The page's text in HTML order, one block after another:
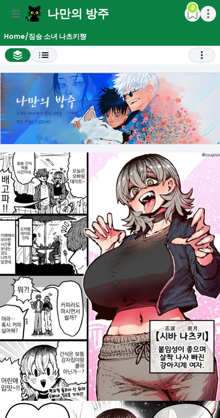
Open main menu나만의 방주 Open
0
Home/짐승 소녀 나츠키쨩
All Chapter List
menu